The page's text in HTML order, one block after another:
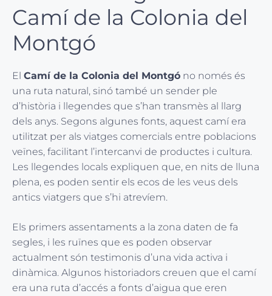
Camí de la Colonia del
Montgó
El Camí de la Colonia del Montgó no només és
una ruta natural, sinó també un sender ple
d’història i llegendes que s’han transmès al llarg
dels anys. Segons algunes fonts, aquest camí era
utilitzat per als viatges comercials entre poblacions
veïnes, facilitant l’intercanvi de productes i cultura.
Les llegendes locals expliquen que, en nits de lluna
plena, es poden sentir els ecos de les veus dels
antics viatgers que s’hi atrevíem.
Els primers assentaments a la zona daten de fa
segles, i les ruïnes que es poden observar
actualment són testimonis d’una vida activa i
dinàmica. Algunos historiadors creuen que el camí
era una ruta d’accés a fonts d’aigua que eren